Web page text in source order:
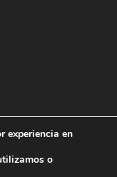
experiencia en
o